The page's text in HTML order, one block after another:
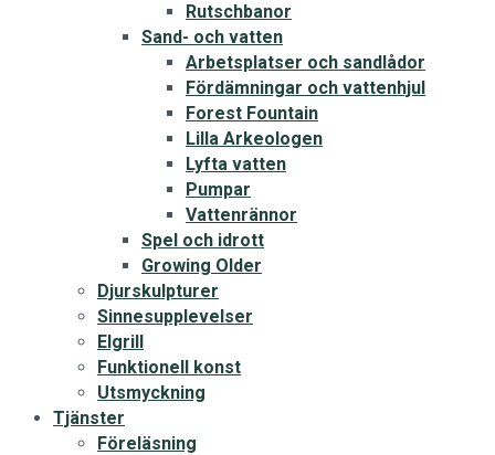
Rutschbanor
Sand- och vatten
Arbetsplatser och sandlådor
Fördämningar och vattenhjul
Forest Fountain
Lilla Arkeologen
Lyfta vatten
Pumpar
Vattenrännor
Spel och idrott
Growing Older
Djurskulpturer
Sinnesupplevelser
Elgrill
Funktionell konst
Utsmyckning
Tjänster
Föreläsning